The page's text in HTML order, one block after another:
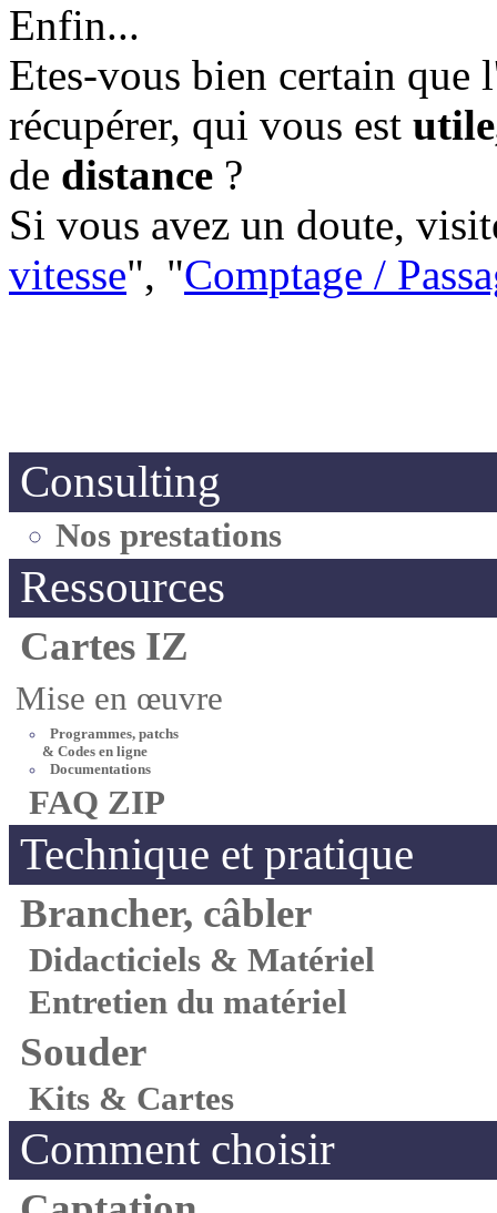
Enfin...
Etes-vous bien certain que
récupérer, qui vous est
de distance ?
Si vous avez un doute,
vitesse", "Comptage /
Consulting
Nos prestations
Ressources
Cartes IZ
Mise en œuvre
Programmes, patchs
& Codes en ligne
Documentations
FAQ ZIP
Technique et pratique
Brancher, câbler
Didacticiels & Matériel
Entretien du matériel
Souder
Kits & Cartes
Comment choisir